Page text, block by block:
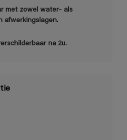
met zowel water- als
afwerkingslagen.
na 2u.